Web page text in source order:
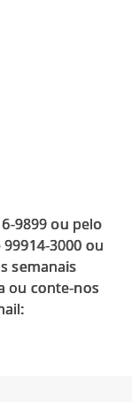
9899 ou pelo
3000 ou
semanais
ou conte-nos